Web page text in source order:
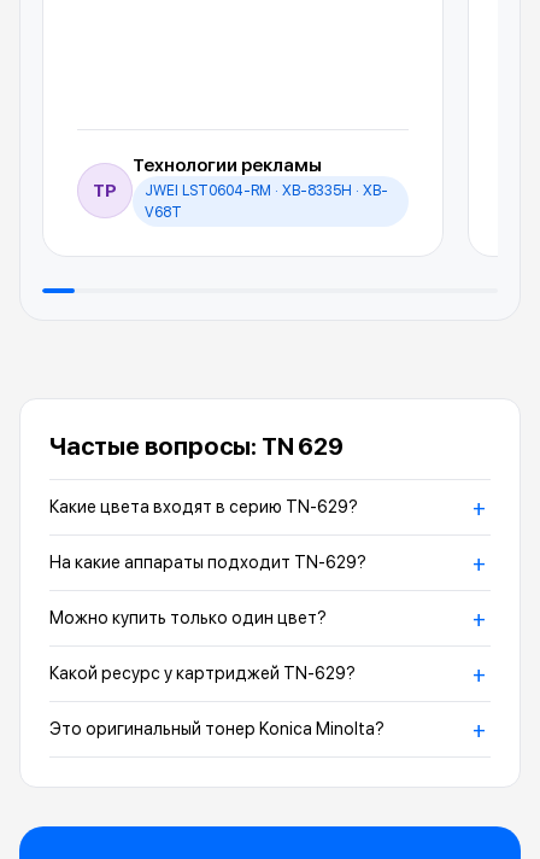
ТР
Технологии рекламы
JWEI LST0604-RM · XB-8335H · XB-
V68T
Частые вопросы: TN 629
Какие цвета входят в серию TN-629? +
На какие аппараты подходит TN-629? +
Можно купить только один цвет? +
Какой ресурс у картриджей TN-629? +
Это оригинальный тонер Konica Minolta? +